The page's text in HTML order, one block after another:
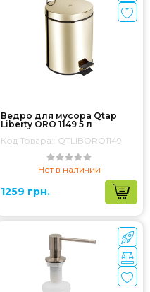
Ведро для мусора Qtap
Liberty ORO 1149 5 л
Код Товара:: QTLIBORO1149
Нет в наличии
1259 грн.